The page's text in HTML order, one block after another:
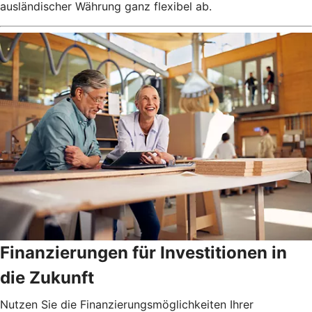
ausländischer Währung ganz flexibel ab.
Finanzierungen für Investitionen in
die Zukunft
Nutzen Sie die Finanzierungsmöglichkeiten Ihrer